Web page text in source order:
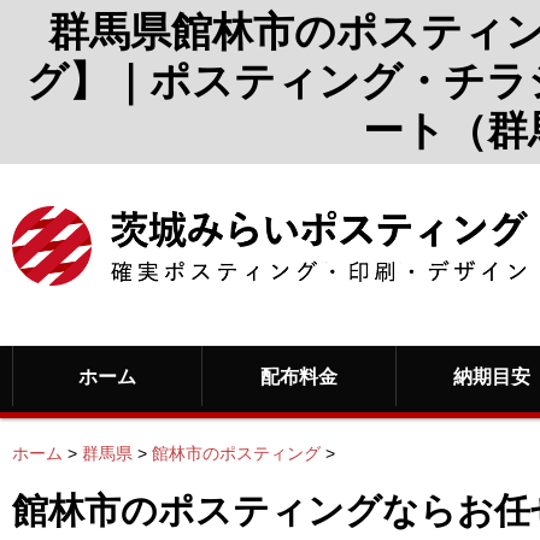
群馬県館林市のポスティ
グ】｜ポスティング・チ
ート（
ホーム 配布料金 納期目安
ホーム > 群馬県 > 館林市のポスティング >
館林市のポスティングならお